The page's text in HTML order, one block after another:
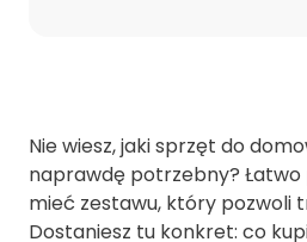
Nie wiesz, jaki sprzęt do
naprawdę potrzebny? Łatwo
mieć zestawu, który pozwoli
Dostaniesz tu konkret: co